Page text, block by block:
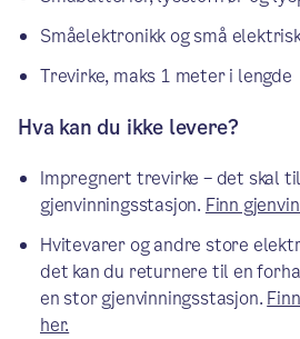
Småelektronikk og små
Trevirke, maks 1 meter i lengde
Hva kan du ikke levere?
Impregnert trevirke – det skal
gjenvinningsstasjon. Finn
Hvitevarer og andre store
det kan du returnere til en
en stor gjenvinningsstasjon.
her.